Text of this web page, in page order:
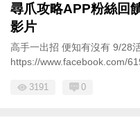
尋爪攻略APP粉絲回
影片
高手一出招 便知有沒有 9/28
https://www.facebook.com/
3191 0